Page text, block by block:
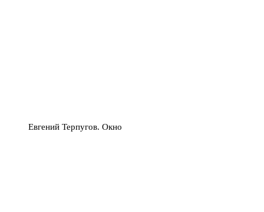
Евгений Терпугов. Окно